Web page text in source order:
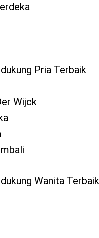
Pria Terbaik
Wijck
Wanita Terbaik